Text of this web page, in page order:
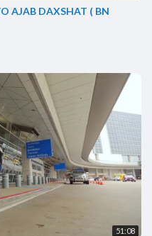
AJAB DAXSHAT ( BN
51:08